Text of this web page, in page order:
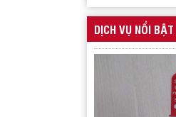
DỊCH VỤ NỔI BẬT
Kẹp quảng